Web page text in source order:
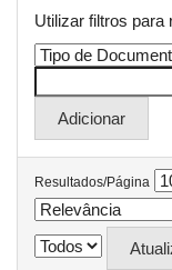
Utilizar filtros para
Resultados/Página